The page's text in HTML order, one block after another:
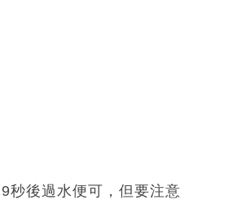
秒後過水便可，但要注意